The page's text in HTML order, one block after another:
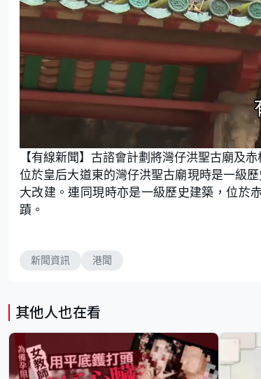
n
m
u
t
e
【有線新聞】古諮會計劃將灣仔洪聖古廟及
位於皇后大道東的灣仔洪聖古廟現時是一級
大改建。連同現時亦是一級歷史建築，位於
蹟。
新聞資訊 港聞
其他人也在看